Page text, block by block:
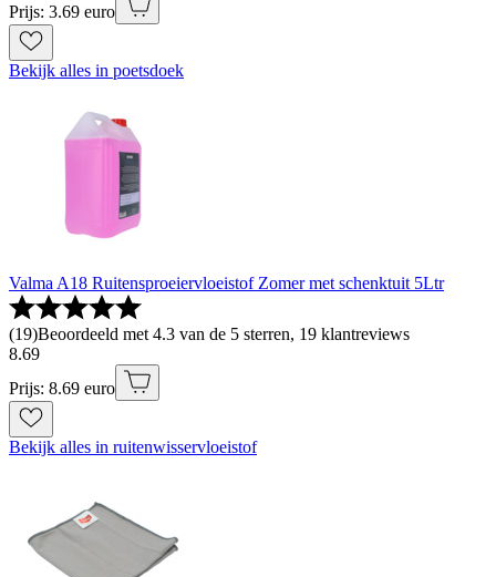
Prijs: 3.69 euro
Bekijk alles in poetsdoek
Valma A18 Ruitensproeiervloeistof Zomer met schenktuit 5Ltr
(19)Beoordeeld met 4.3 van de 5 sterren, 19 klantreviews
8.69
Prijs: 8.69 euro
Bekijk alles in ruitenwisservloeistof